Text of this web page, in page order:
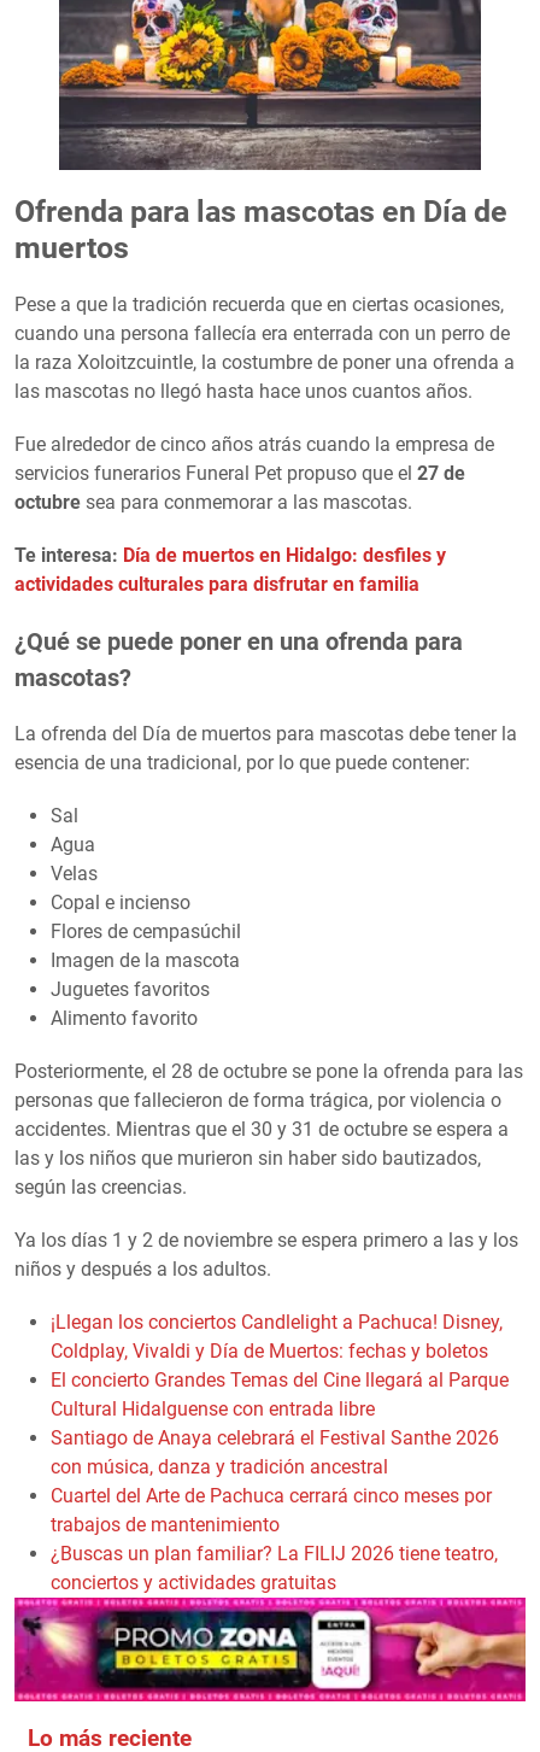
Ofrenda para las mascotas en Día de
muertos
Pese a que la tradición recuerda que en ciertas ocasiones,
cuando una persona fallecía era enterrada con un perro de
la raza Xoloitzcuintle, la costumbre de poner una ofrenda a
las mascotas no llegó hasta hace unos cuantos años.
Fue alrededor de cinco años atrás cuando la empresa de
servicios funerarios Funeral Pet propuso que el 27 de
octubre sea para conmemorar a las mascotas.
Te interesa: Día de muertos en Hidalgo: desfiles y
actividades culturales para disfrutar en familia
¿Qué se puede poner en una ofrenda para
mascotas?
La ofrenda del Día de muertos para mascotas debe tener la
esencia de una tradicional, por lo que puede contener:
Sal
Agua
Velas
Copal e incienso
Flores de cempasúchil
Imagen de la mascota
Juguetes favoritos
Alimento favorito
Posteriormente, el 28 de octubre se pone la ofrenda para las
personas que fallecieron de forma trágica, por violencia o
accidentes. Mientras que el 30 y 31 de octubre se espera a
las y los niños que murieron sin haber sido bautizados,
según las creencias.
Ya los días 1 y 2 de noviembre se espera primero a las y los
niños y después a los adultos.
¡Llegan los conciertos Candlelight a Pachuca! Disney,
Coldplay, Vivaldi y Día de Muertos: fechas y boletos
El concierto Grandes Temas del Cine llegará al Parque
Cultural Hidalguense con entrada libre
Santiago de Anaya celebrará el Festival Santhe 2026
con música, danza y tradición ancestral
Cuartel del Arte de Pachuca cerrará cinco meses por
trabajos de mantenimiento
¿Buscas un plan familiar? La FILIJ 2026 tiene teatro,
conciertos y actividades gratuitas
Lo más reciente